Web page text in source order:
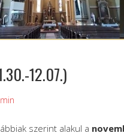
12.07.)
szerint alakul a